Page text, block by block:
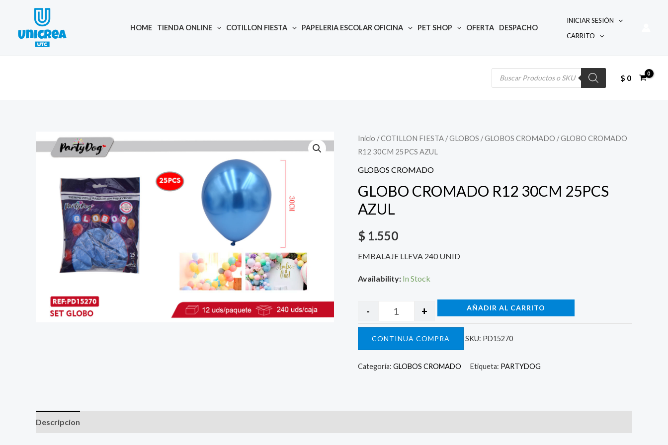
content
HOME TIENDA ONLINE COTILLON FIESTA PAPELERIA ESCOLAR OFICINA PET SHOP OFERTA DESPACHO
INICIAR SESIÓN
CARRITO
Búsqueda
$ 0
Inicio /COTILLON FIESTA /GLOBOS /GLOBOS CROMADO / GLOBO CROMADO
R12 30CM 25PCS AZUL
GLOBOS CROMADO
GLOBO CROMADO R12 30CM 25PCS
AZUL
$ 1.550
EMBALAJE LLEVA 240 UNID
Availability: In Stock
Quantity
- + AÑADIR AL CARRITO
CONTINUA COMPRA SKU: PD15270
Categoría: GLOBOS CROMADO Etiqueta: PARTYDOG
Descripcion